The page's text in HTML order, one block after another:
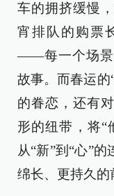
车的拥挤缓慢
宵排队的购票
——每一个场景
故事。而春运的
的眷恋，还有
形的纽带，将“
从“新”到“心”
绵长、更持久的